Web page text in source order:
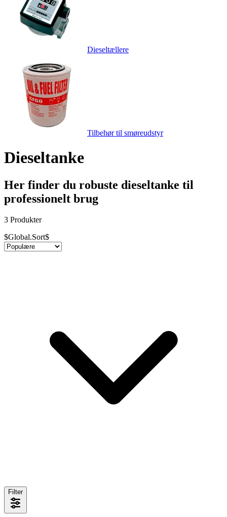
Dieseltællere
Tilbehør til smøreudstyr
Dieseltanke
Her finder du robuste dieseltanke til
professionelt brug
3 Produkter
$Global.Sort$
Filter